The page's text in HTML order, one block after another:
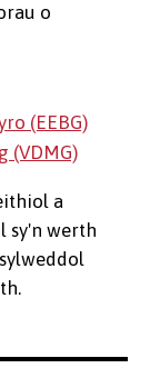
o
(EEBG)
(VDMG)
a
sy'n werth